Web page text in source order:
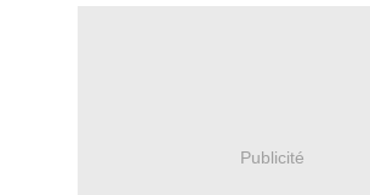
Publicité